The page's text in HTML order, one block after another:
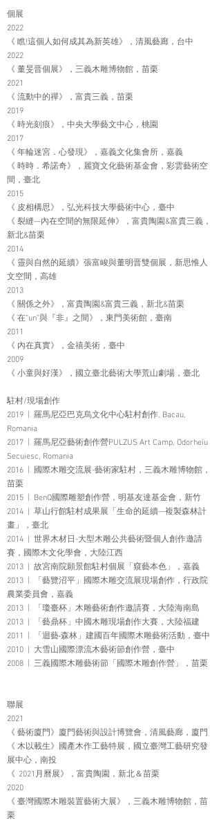
個展
2022
《 瞧!這個人如何成其為新英雄》，清風藝廊，台中
2022
《 董旻晋個展》，三義木雕博物館，苗栗
2021
《 流動中的禪》，富貴三義，苗栗
2019
《 時光刻痕》，中央大學藝文中心，桃園
2017
《 年輪迷宮．心發現》，嘉義文化集會所，嘉義
《 時時．希諾奇》，麗寶文化藝術基金會，彩雲藝術空
間，臺北
2015
《 皮相構思》，弘光科技大學藝術中心，臺中
《 裂縫—內在空間的無限延伸》，富貴陶園&富貴三義，
新北&苗栗
2014
《 靈與自然的延續》張富峻與董明晋雙個展，新思惟人
文空間，高雄
​​​2013
《 關係之外》，富貴陶園&富貴三義，新北&苗栗
《 在“un”與『非』之間》，東門美術館，臺南
2011
《 內在真實》，金禧美術，臺中
2009
《 小童與好漢》，國立臺北藝術大學荒山劇場，臺北
駐村/現場創作
2019 | 羅馬尼亞巴克烏文化中心駐村創作, Bacau,
Romania
2017 | 羅馬尼亞藝術創作營PULZUS Art Camp, Odorheiu
Secuiesc, Romania
2016 | 國際木雕交流展-藝術家駐村​，三義木雕博物館，
苗栗
2015 | BenQ國際雕塑創作營​，明基友達基金會，新竹
2014 | 草山行館駐村成果展「生命的延續—複製森林計
畫」，臺北
2014 | 世界木材日-大型木雕公共藝術暨個人創作邀請
賽，國際木文化學會，大陸江西
​2013 | 故宮南院願景館駐村個展「窺藝本色」，嘉義
2013 | 「藝覽沼平」國際木雕交流展現場創作，行政院
農業委員會，嘉義
2013 | 「瓊臺杯」木雕藝術創作邀請賽，大陸海南島
2013 | 「藝鼎杯」中國木雕現場創作大賽，大陸福建
2011 | 「迴藝‧森林」建國百年國際木雕藝術活動​，臺中
2010 | 大雪山國際漂流木藝術節創作營​，臺中
2008 | 三義國際木雕藝術節「國際木雕創作營」，苗栗
聯展
2021
《 藝術廈門》廈門藝術與設計博覽會，清風藝廊，廈門
《 木以載生》國產木作工藝特展，國立臺灣工藝研究發
展中心，南投
《 2021月曆展》，富貴陶園，新北＆苗栗
2020
《 臺灣國際木雕裝置藝術大展》，三義木雕博物館，苗
栗